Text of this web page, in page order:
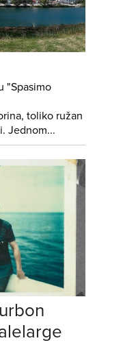
"Spasimo
toliko ružan
Jednom...